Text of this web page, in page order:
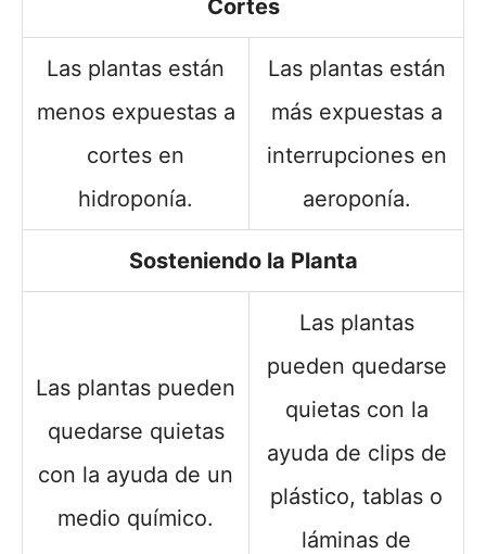
Cortes
Las plantas están
menos expuestas a
cortes en
hidroponía.
Las plantas están
más expuestas a
interrupciones en
aeroponía.
Sosteniendo la Planta
Las plantas pueden
quedarse quietas
con la ayuda de un
medio químico.
Las plantas
pueden quedarse
quietas con la
ayuda de clips de
plástico, tablas o
láminas de